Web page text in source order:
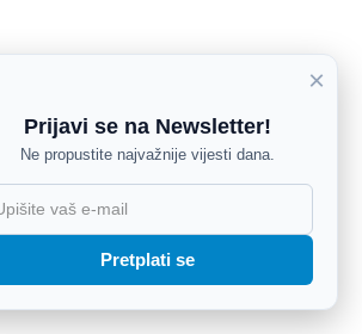
×
Prijavi se na Newsletter!
Ne propustite najvažnije vijesti dana.
Pretplati se